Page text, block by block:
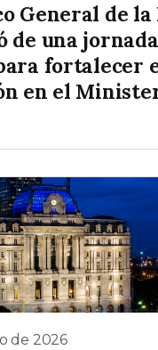
General de la
de una
fortalecer
en el
de 2026